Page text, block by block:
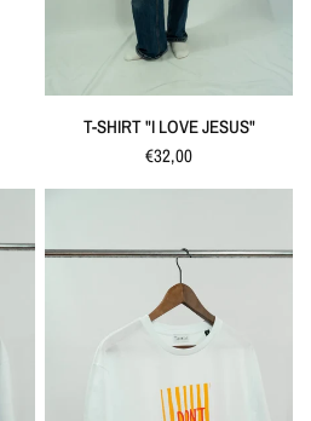
SCHNELLANSICHT
T-SHIRT "I LOVE JESUS"
€32,00